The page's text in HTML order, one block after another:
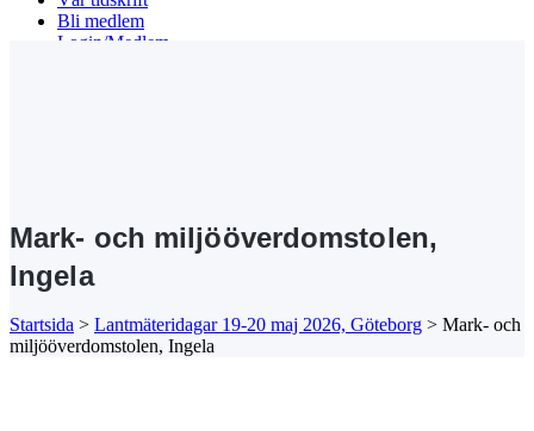
Bli medlem
Login/Medlem
Mark- och miljööverdomstolen,
Ingela
Startsida > Lantmäteridagar 19-20 maj 2026, Göteborg > Mark- och
miljööverdomstolen, Ingela